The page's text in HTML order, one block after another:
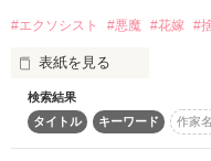
#エクソシスト #悪魔 #花嫁 #
表紙を見る
新月の日生まれ、神の加
検索結果
タイトル
キーワード 作家名